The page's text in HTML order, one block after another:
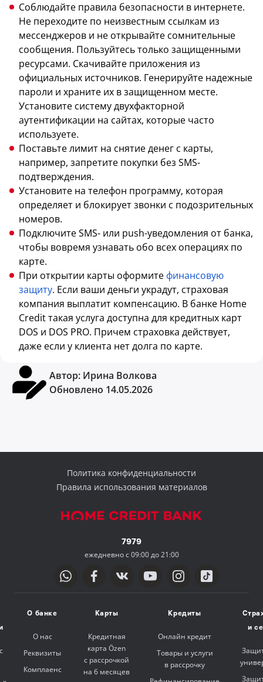
Соблюдайте правила безопасности в интернете.
Не переходите по неизвестным ссылкам из
мессенджеров и не открывайте сомнительные
сообщения. Пользуйтесь только защищенными
ресурсами. Скачивайте приложения из
официальных источников. Генерируйте надежные
пароли и храните их в защищенном месте.
Установите систему двухфакторной
аутентификации на сайтах, которые часто
используете.
Поставьте лимит на снятие денег с карты,
например, запретите покупки без SMS-
подтверждения.
Установите на телефон программу, которая
определяет и блокирует звонки с подозрительных
номеров.
Подключите SMS- или push-уведомления от банка,
чтобы вовремя узнавать обо всех операциях по
карте.
При открытии карты оформитефинансовую
защиту. Если ваши деньги украдут, страховая
компания выплатит компенсацию. В банке Home
Credit такая услуга доступна для кредитных карт
DOS и DOS PRO. Причем страховка действует,
даже если у клиента нет долга по карте.
Автор: Ирина Волкова
Обновлено 14.05.2026
Политика конфиденциальности
Правила использования материалов
7979
ежедневно с 09:00 до 21:00
О банке
О нас
Реквизиты
Комплаенс
Карты
Кредитная
карта Özen
с рассрочкой
на 6 месяцев
Кредиты
Онлайн кредит
Товары и услуги
в рассрочку
и